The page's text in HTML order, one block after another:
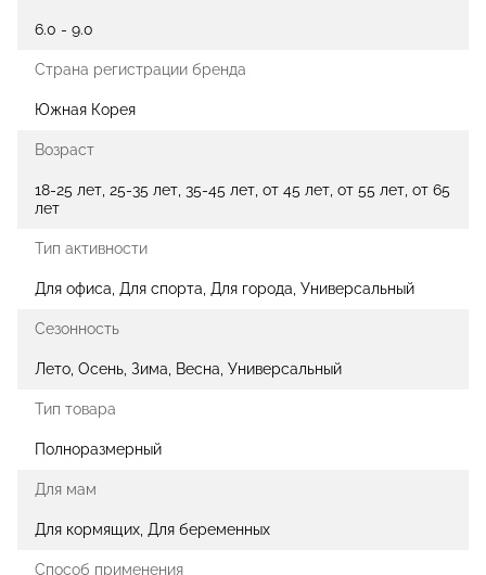
6.0 - 9.0
Страна регистрации бренда
Южная Корея
Возраст
18-25 лет, 25-35 лет, 35-45 лет, от 45 лет, от 55 лет, от 65
лет
Тип активности
Для офиса, Для спорта, Для города, Универсальный
Сезонность
Лето, Осень, Зима, Весна, Универсальный
Тип товара
Полноразмерный
Для мам
Для кормящих, Для беременных
Способ применения